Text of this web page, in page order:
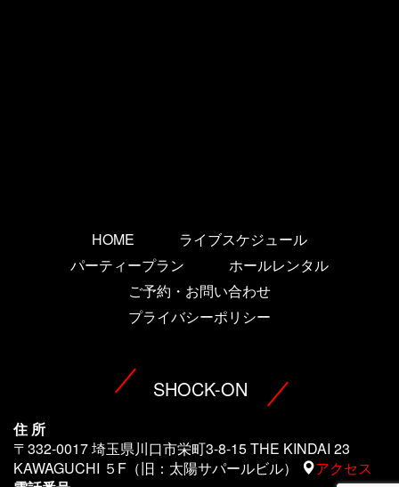
HOME
ライブスケジュール
パーティープラン
ホールレンタル
ご予約・お問い合わせ
プライバシーポリシー
SHOCK-ON
住 所
〒332-0017 埼玉県川口市栄町3-8-15 THE KINDAI 23
KAWAGUCHI ５F（旧：太陽サパールビル）
アクセス